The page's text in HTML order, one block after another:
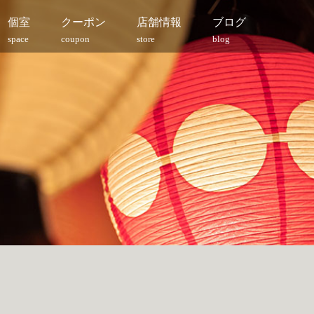
個室
space
クーポン
coupon
店舗情報
store
ブログ
blog